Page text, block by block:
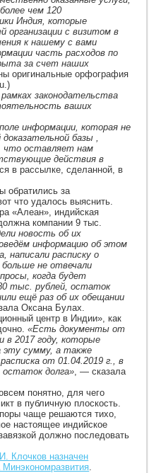
чем 120
Индия, которые
организации с визитом в
к нашему с вами
часть расходов по
за счет наших
оригинальные орфография
законодательства
ваших
информации, которая не
доказательной базы ,
что оставляет нам
действия в
в рассылке, сделанной, в
обратились за
что удалось выяснить.
«Алеан», индийская
компании 9 тыс.
новость об их
информацию об этом
написали расписку о
не отвечали
когда будет
тыс. рублей, остаток
ещё раз об их обещании
Оксана Булах.
центр в Индии», как
«Есть документы от
в 2017 году, которые
эту сумму, а также
от 01.04.2019 г., в
долга», — сказала
понятно, для чего
в публичную плоскость.
чаще решаются тихо,
настоящее индийское
должно последовать
И. Клочков назначен
.